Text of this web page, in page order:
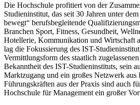
Die Hochschule profitiert von der
Studieninstitut, das seit 30 Jahren unter
bewegt“ berufsbegleitende
Branchen Sport, Fitness, Gesundheit,
Hotellerie, Kommunikation und Wirtschaft
lag die Fokussierung des IST-
Vermittlungsform des staatlich
Bekanntheit des IST-Studieninstituts, sein
Marktzugang und ein großes Netzwerk aus
Führungskräften aus der Praxis sind auch
Hochschule für Management ein großer